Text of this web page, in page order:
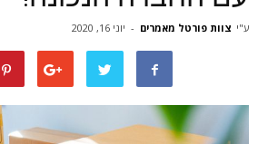
ע"י צוות פורטל מאמרים - יוני 16, 2020